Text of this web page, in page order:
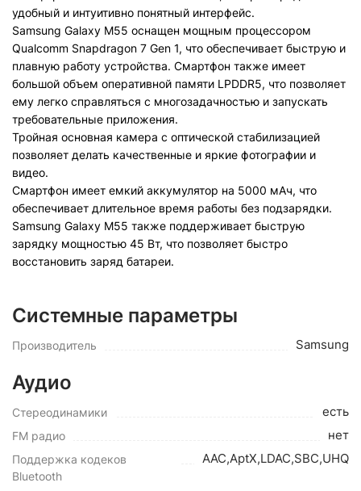
удобный и интуитивно понятный интерфейс.
Samsung Galaxy M55 оснащен мощным процессором
Qualcomm Snapdragon 7 Gen 1, что обеспечивает быструю и
плавную работу устройства. Смартфон также имеет
большой объем оперативной памяти LPDDR5, что позволяет
ему легко справляться с многозадачностью и запускать
требовательные приложения.
Тройная основная камера с оптической стабилизацией
позволяет делать качественные и яркие фотографии и
видео.
Смартфон имеет емкий аккумулятор на 5000 мАч, что
обеспечивает длительное время работы без подзарядки.
Samsung Galaxy M55 также поддерживает быструю
зарядку мощностью 45 Вт, что позволяет быстро
восстановить заряд батареи.
Системные параметры
Производитель Samsung
Аудио
Стереодинамики есть
FM радио нет
Поддержка кодеков
Bluetooth
AAC,AptX,LDAC,SBC,UHQ